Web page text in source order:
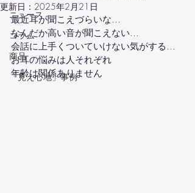
ニュース
コラム
商品
「見え心地」事例
更新日： 2025年2月21日
最近耳が聞こえづらいな…
なんだか高い音が聞こえない…
会話に上手くついていけない気がする…
お耳の悩みは人それぞれ
年齢は関係ありません